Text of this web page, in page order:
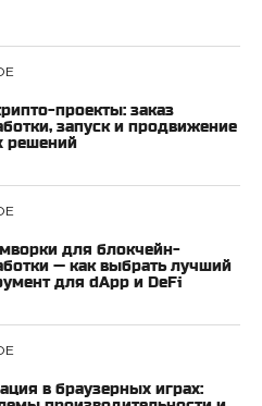
проекты: заказ
запуск и продвижение
решений
для блокчейн-
— как выбрать лучший
для dApp и DeFi
в браузерных играх: